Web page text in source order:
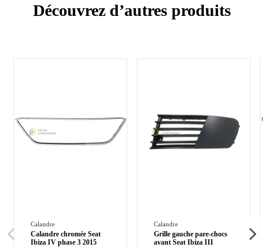
Découvrez d’autres produits
Calandre
Calandre chromée Seat
Ibiza IV phase 3 2015
Calandre
Grille gauche pare-chocs
avant Seat Ibiza III